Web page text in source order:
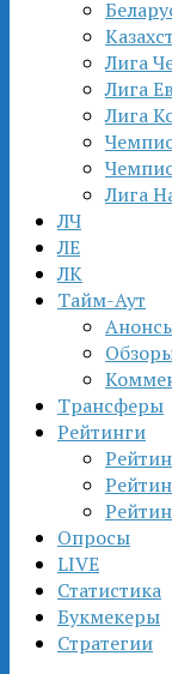
Лига
Лига
Лига
Лига
ЛЧ
ЛЕ
ЛК
Тайм-Аут
Трансферы
Рейтинги
Опросы
LIVE
Статистика
Букмекеры
Стратегии